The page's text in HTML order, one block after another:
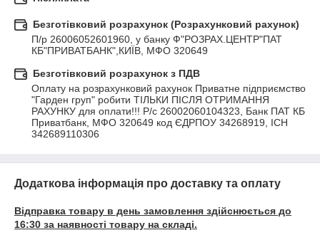
Безготівковий розрахунок (Розрахунковий рахунок)
П/р 26006052601960, у банку Ф"РОЗРАХ.ЦЕНТР"ПАТ
КБ"ПРИВАТБАНК",КИЇВ, МФО 320649
Безготівковий розрахунок з ПДВ
Оплату на розрахунковий рахунок Приватне підприємство
"Гарден груп" робити ТІЛЬКИ ПІСЛЯ ОТРИМАННЯ
РАХУНКУ для оплати!!! Р/с 26002060104323, Банк ПАТ КБ
Приватбанк, МФО 320649 код ЄДРПОУ 34268919, ІСН
342689110306
Додаткова інформація про доставку та оплату
Відправка товару в день замовлення здійснюється до
16:30 за наявності товару на складі.